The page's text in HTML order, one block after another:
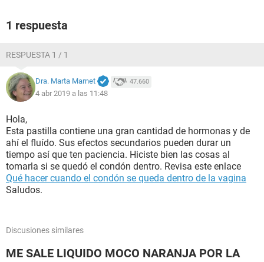
1 respuesta
RESPUESTA 1 / 1
Dra. Marta Marnet 47.660
4 abr 2019 a las 11:48
Hola,
Esta pastilla contiene una gran cantidad de hormonas y de
ahí el fluído. Sus efectos secundarios pueden durar un
tiempo así que ten paciencia. Hiciste bien las cosas al
tomarla si se quedó el condón dentro. Revisa este enlace
Qué hacer cuando el condón se queda dentro de la vagina
Saludos.
Discusiones similares
ME SALE LIQUIDO MOCO NARANJA POR LA